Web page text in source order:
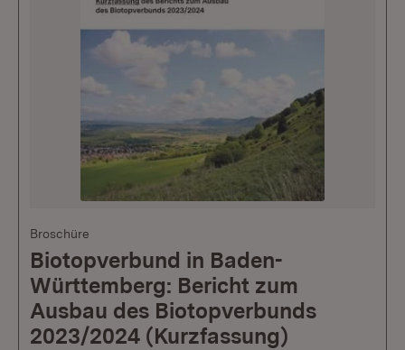
Broschüre
Biotopverbund in Baden-
Württemberg: Bericht zum
Ausbau des Biotopverbunds
2023/2024 (Kurzfassung)